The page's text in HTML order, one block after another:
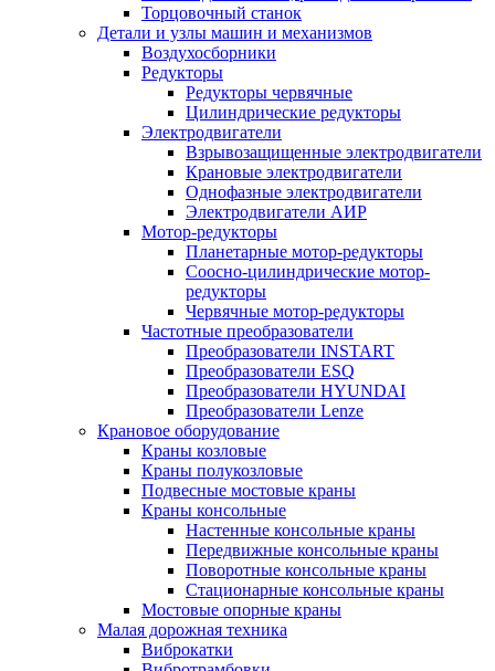
Торцовочный станок
Детали и узлы машин и механизмов
Воздухосборники
Редукторы
Редукторы червячные
Цилиндрические редукторы
Электродвигатели
Взрывозащищенные электродвигатели
Крановые электродвигатели
Однофазные электродвигатели
Электродвигатели АИР
Мотор-редукторы
Планетарные мотор-редукторы
Соосно-цилиндрические мотор-
редукторы
Червячные мотор-редукторы
Частотные преобразователи
Преобразователи INSTART
Преобразователи ESQ
Преобразователи HYUNDAI
Преобразователи Lenze
Крановое оборудование
Краны козловые
Краны полукозловые
Подвесные мостовые краны
Краны консольные
Настенные консольные краны
Передвижные консольные краны
Поворотные консольные краны
Стационарные консольные краны
Мостовые опорные краны
Малая дорожная техника
Виброкатки